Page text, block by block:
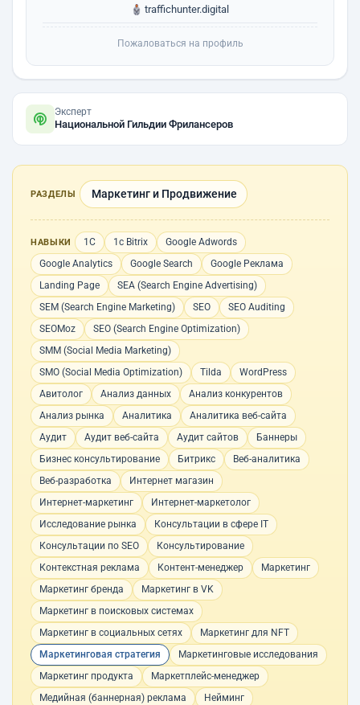
traffichunter.digital
Пожаловаться на профиль
Эксперт
Национальной Гильдии Фрилансеров
РАЗДЕЛЫ Маркетинг и Продвижение
НАВЫКИ 1С 1с Bitrix
Google Adwords
Google Analytics
Google Search
Google Реклама
Landing Page
SEA (Search Engine Advertising)
SEM (Search Engine Marketing)
SEO
SEO Auditing
SEOMoz
SEO (Search Engine Optimization)
SMM (Social Media Marketing)
SMO (Social Media Optimization)
Tilda
WordPress
Авитолог
Анализ данных
Анализ конкурентов
Анализ рынка
Аналитика
Аналитика веб-сайта
Аудит
Аудит веб-сайта Аудит сайтов
Баннеры
Бизнес консультирование
Битрикс
Веб-аналитика
Веб-разработка
Интернет магазин
Интернет-маркетинг
Интернет-маркетолог
Исследование рынка
Консультации в сфере IT
Консультации по SEO
Консультирование
Контекстная реклама
Контент-менеджер
Маркетинг
Маркетинг бренда
Маркетинг в VK
Маркетинг в поисковых системах
Маркетинг в социальных сетях
Маркетинг для NFT
Маркетинговая стратегия
Маркетинговые исследования
Маркетинг продукта
Маркетплейс-менеджер
Медийная (баннерная) реклама
Нейминг